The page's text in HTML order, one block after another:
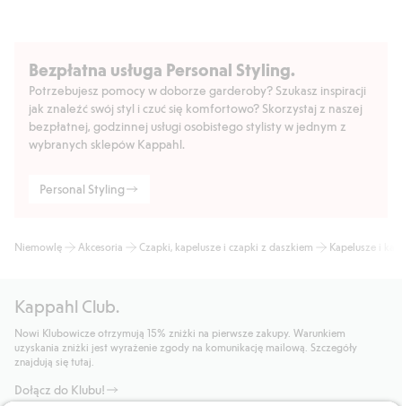
Bezpłatna usługa Personal Styling.
Potrzebujesz pomocy w doborze garderoby? Szukasz inspiracji
jak znaleźć swój styl i czuć się komfortowo? Skorzystaj z naszej
bezpłatnej, godzinnej usługi osobistego stylisty w jednym z
wybranych sklepów Kappahl.
Personal Styling
Niemowlę Akcesoria Czapki, kapelusze i czapki z daszkiem Kapelusze i
Kappahl Club.
Nowi Klubowicze otrzymują 15% zniżki na pierwsze zakupy. Warunkiem
uzyskania zniżki jest wyrażenie zgody na komunikację mailową. Szczegóły
znajdują się tutaj.
Dołącz do Klubu!